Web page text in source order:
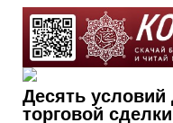
Десять условий
торговой сделки